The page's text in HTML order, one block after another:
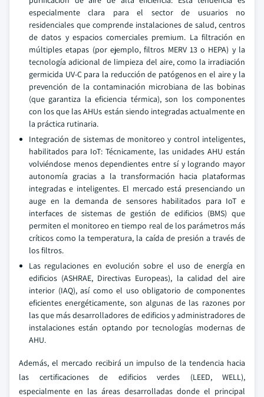
especialmente clara para el sector de usuarios no
residenciales que comprende instalaciones de salud, centros
de datos y espacios comerciales premium. La filtración en
múltiples etapas (por ejemplo, filtros MERV 13 o HEPA) y la
tecnología adicional de limpieza del aire, como la irradiación
germicida UV-C para la reducción de patógenos en el aire y la
prevención de la contaminación microbiana de las bobinas
(que garantiza la eficiencia térmica), son los componentes
con los que las AHUs están siendo integradas actualmente en
la práctica rutinaria.
Integración de sistemas de monitoreo y control inteligentes,
habilitados para IoT: Técnicamente, las unidades AHU están
volviéndose menos dependientes entre sí y logrando mayor
autonomía gracias a la transformación hacia plataformas
integradas e inteligentes. El mercado está presenciando un
auge en la demanda de sensores habilitados para IoT e
interfaces de sistemas de gestión de edificios (BMS) que
permiten el monitoreo en tiempo real de los parámetros más
críticos como la temperatura, la caída de presión a través de
los filtros.
Las regulaciones en evolución sobre el uso de energía en
edificios (ASHRAE, Directivas Europeas), la calidad del aire
interior (IAQ), así como el uso obligatorio de componentes
eficientes energéticamente, son algunas de las razones por
las que más desarrolladores de edificios y administradores de
instalaciones están optando por tecnologías modernas de
AHU.
Además, el mercado recibirá un impulso de la tendencia hacia
las certificaciones de edificios verdes (LEED, WELL),
especialmente en las áreas desarrolladas donde el principal